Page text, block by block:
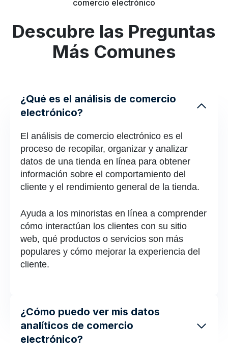
comercio electrónico
Descubre las Preguntas
Más Comunes
¿Qué es el análisis de comercio
electrónico?
El análisis de comercio electrónico es el
proceso de recopilar, organizar y analizar
datos de una tienda en línea para obtener
información sobre el comportamiento del
cliente y el rendimiento general de la tienda.
Ayuda a los minoristas en línea a comprender
cómo interactúan los clientes con su sitio
web, qué productos o servicios son más
populares y cómo mejorar la experiencia del
cliente.
¿Cómo puedo ver mis datos
analíticos de comercio
electrónico?